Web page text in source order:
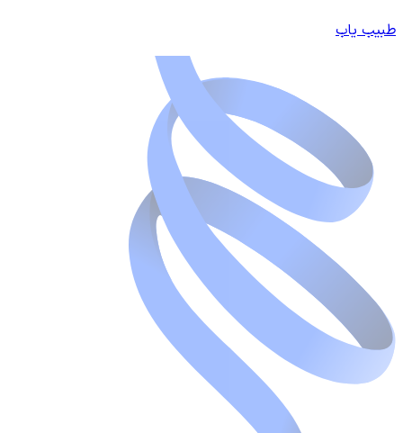
طبیب یاب